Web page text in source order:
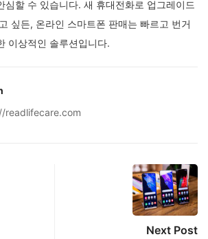
심할 수 있습니다. 새 휴대전화로 업그레이드
싶든, 온라인 스마트폰 판매는 빠르고 번거
이상적인 솔루션입니다.
readlifecare.com
Next Post